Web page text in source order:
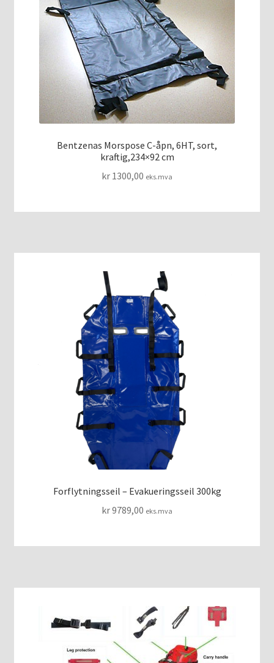
Bentzenas Morspose C-åpn, 6HT, sort,
kraftig,234×92 cm
kr 1300,00 eks.mva
Forflytningsseil – Evakueringsseil 300kg
kr9789,00 eks.mva